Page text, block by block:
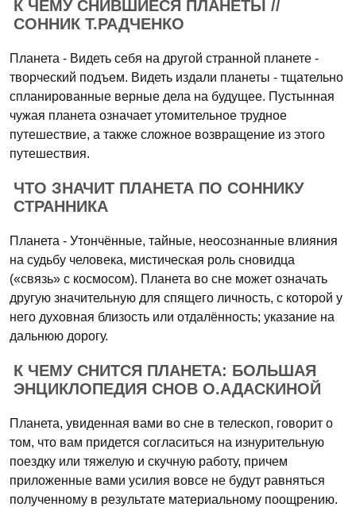
К ЧЕМУ СНИВШИЕСЯ ПЛАНЕТЫ //
СОННИК Т.РАДЧЕНКО
Планета - Видеть себя на другой странной планете -
творческий подъем. Видеть издали планеты - тщательно
спланированные верные дела на будущее. Пустынная
чужая планета означает утомительное трудное
путешествие, а также сложное возвращение из этого
путешествия.
ЧТО ЗНАЧИТ ПЛАНЕТА ПО СОННИКУ
СТРАННИКА
Планета - Утончённые, тайные, неосознанные влияния
на судьбу человека, мистическая роль сновидца
(«связь» с космосом). Планета во сне может означать
другую значительную для спящего личность, с которой у
него духовная близость или отдалённость; указание на
дальнюю дорогу.
К ЧЕМУ СНИТСЯ ПЛАНЕТА: БОЛЬШАЯ
ЭНЦИКЛОПЕДИЯ СНОВ О.АДАСКИНОЙ
Планета, увиденная вами во сне в телескоп, говорит о
том, что вам придется согласиться на изнурительную
поездку или тяжелую и скучную работу, причем
приложенные вами усилия вовсе не будут равняться
полученному в результате материальному поощрению.